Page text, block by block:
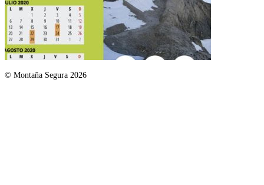
© Montaña Segura 2026